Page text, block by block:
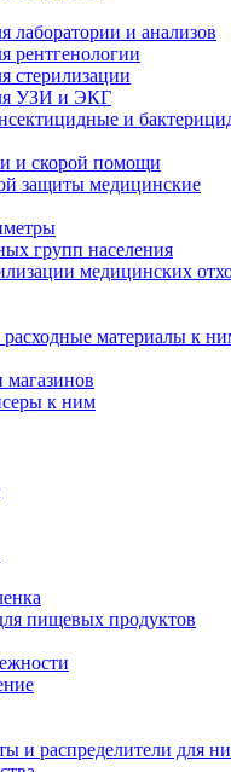
лаборатории и анализов
рентгенологии
стерилизации
УЗИ и ЭКГ
и
и скорой помощи
защиты медицинские
групп населения
медицинских
материалы к
магазинов
к ним
пищевых продуктов
и распределители для